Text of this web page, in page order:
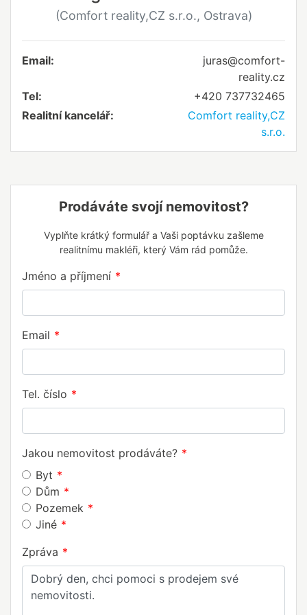
(Comfort reality,CZ s.r.o., Ostrava)
Email:
juras@comfort-
reality.cz
Tel:
+420 737732465
Realitní kancelář:
Comfort reality,CZ
s.r.o.
Prodáváte svojí nemovitost?
Vyplňte krátký formulář a Vaši poptávku zašleme
realitnímu makléři, který Vám rád pomůže.
Jméno a příjmení
Email
Tel. číslo
Jakou nemovitost prodáváte?
Byt
Dům
Pozemek
Jiné
Zpráva